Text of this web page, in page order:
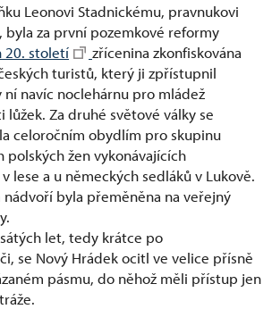
Leonovi Stadnickému, pravnukovi
byla za první pozemkové reformy
20. století
zřícenina zkonfiskována
turistů, který ji zpřístupnil
navíc noclehárnu pro mládež
lůžek. Za druhé světové války se
celoročním obydlím pro skupinu
polských žen vykonávajících
lese a u německých sedláků v Lukově.
nádvoří byla přeměněna na veřejný
let, tedy krátce po
se Nový Hrádek ocitl ve velice přísně
pásmu, do něhož měli přístup jen